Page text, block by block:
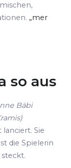
„mer
so aus
Bäbi
lanciert. Sie
die Spielerin